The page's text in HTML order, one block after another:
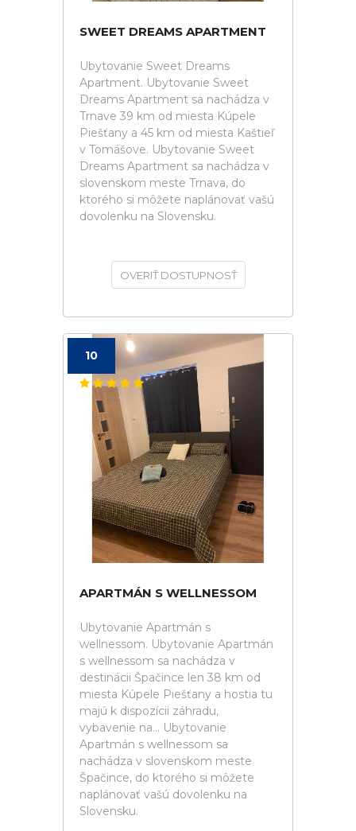
SWEET DREAMS APARTMENT
Ubytovanie Sweet Dreams
Apartment. Ubytovanie Sweet
Dreams Apartment sa nachádza v
Trnave 39 km od miesta Kúpele
Piešťany a 45 km od miesta Kaštieľ
v Tomášove. Ubytovanie Sweet
Dreams Apartment sa nachádza v
slovenskom meste Trnava, do
ktorého si môžete naplánovať vašú
dovolenku na Slovensku.
OVERIŤ DOSTUPNOSŤ
10
APARTMÁN S WELLNESSOM
Ubytovanie Apartmán s
wellnessom. Ubytovanie Apartmán
s wellnessom sa nachádza v
destinácii Špačince len 38 km od
miesta Kúpele Piešťany a hostia tu
majú k dispozícii záhradu,
vybavenie na... Ubytovanie
Apartmán s wellnessom sa
nachádza v slovenskom meste
Špačince, do ktorého si môžete
naplánovať vašú dovolenku na
Slovensku.